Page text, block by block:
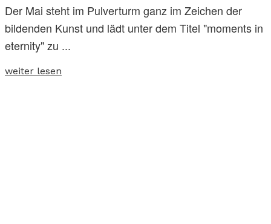
Der Mai steht im Pulverturm ganz im Zeichen der
bildenden Kunst und lädt unter dem Titel "moments in
eternity" zu ...
weiter lesen